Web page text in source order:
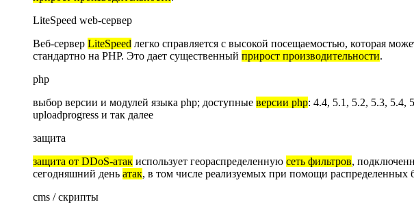
LiteSpeed web-сервер
Веб-сервер LiteSpeed легко справляется с высокой посещаемостью, которая
стандартно на PHP. Это дает существенный прирост производительности.
php
выбор версии и модулей языка php; доступные версии php: 4.4, 5.1, 5.2, 5.3, 5.4,
uploadprogress и так далее
защита
защита от DDoS-атак использует геораспределенную сеть фильтров,
сегодняшний день атак, в том числе реализуемых при помощи распределенных
cms / скрипты